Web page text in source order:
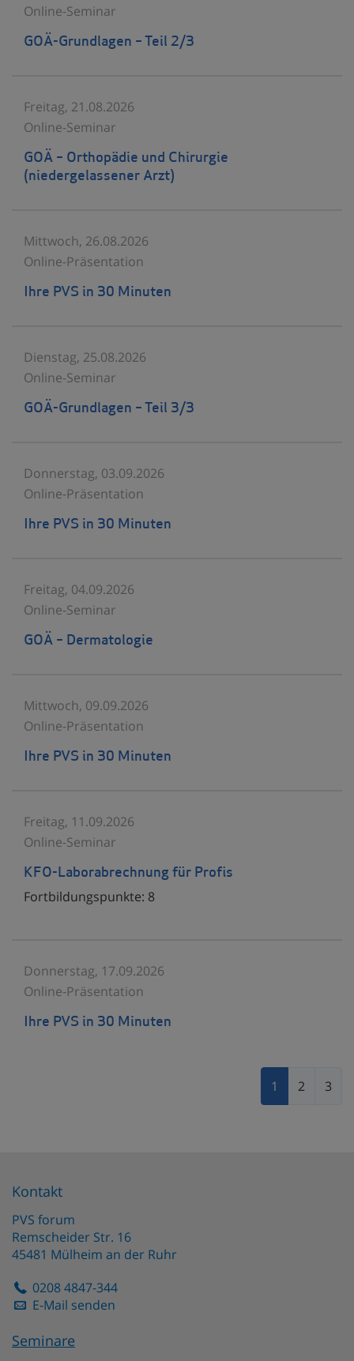
Online-Seminar
GOÄ-Grundlagen – Teil 2/3
Freitag, 21.08.2026
Online-Seminar
GOÄ – Orthopädie und Chirurgie
(niedergelassener Arzt)
Mittwoch, 26.08.2026
Online-Präsentation
Ihre PVS in 30 Minuten
Dienstag, 25.08.2026
Online-Seminar
GOÄ-Grundlagen – Teil 3/3
Donnerstag, 03.09.2026
Online-Präsentation
Ihre PVS in 30 Minuten
Freitag, 04.09.2026
Online-Seminar
GOÄ – Dermatologie
Mittwoch, 09.09.2026
Online-Präsentation
Ihre PVS in 30 Minuten
Freitag, 11.09.2026
Online-Seminar
KFO-Laborabrechnung für Profis
Fortbildungspunkte: 8
Donnerstag, 17.09.2026
Online-Präsentation
Ihre PVS in 30 Minuten
1 2 3
Kontakt
PVS forum
Remscheider Str. 16
45481 Mülheim an der Ruhr
0208 4847-344
E-Mail senden
Seminare